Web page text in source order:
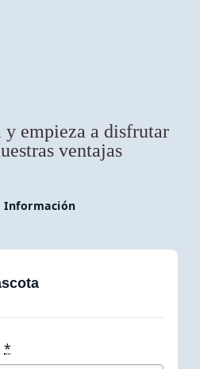
y empieza a disfrutar
ventajas
Información
*